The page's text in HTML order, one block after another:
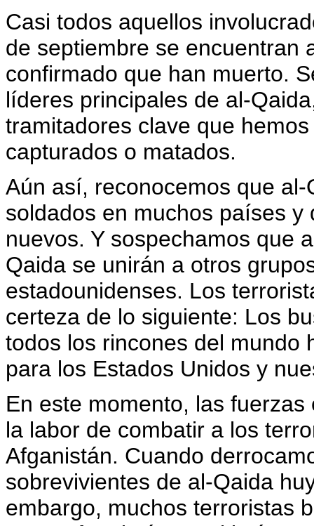
Casi todos aquellos
de septiembre se encuentran
confirmado que han muerto.
líderes principales de al-
tramitadores clave que
capturados o matados.
Aún así, reconocemos que
soldados en muchos países
nuevos. Y sospechamos que
Qaida se unirán a otros
estadounidenses. Los
certeza de lo siguiente: Los
todos los rincones del mundo
para los Estados Unidos y
En este momento, las
la labor de combatir a los
Afganistán. Cuando
sobrevivientes de al-Qaida
embargo, muchos terroristas